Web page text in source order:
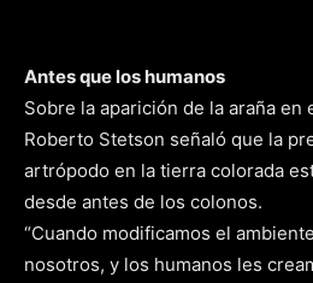
Antes que los humanos
Sobre la aparición de la araña en
Roberto Stetson señaló que la
artrópodo en la tierra colorada
desde antes de los colonos.
“Cuando modificamos el
nosotros, y los humanos les